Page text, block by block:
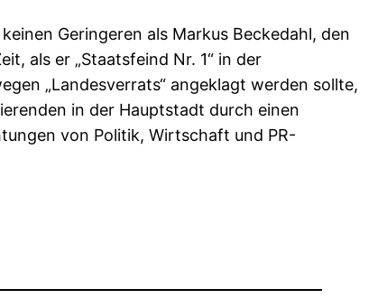
Geringeren als Markus Beckedahl, den
als er „Staatsfeind Nr. 1“ in der
„Landesverrats“ angeklagt werden sollte,
in der Hauptstadt durch einen
von Politik, Wirtschaft und PR-